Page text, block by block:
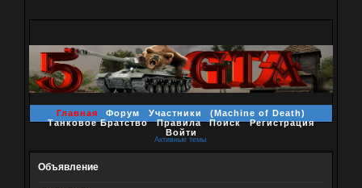
Главная Форум Участники
(Machine of Death)
Танковое Братство
Правила Поиск
Регистрация
Войти
Активные темы
Объявление